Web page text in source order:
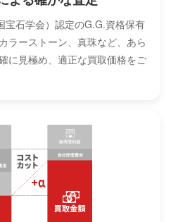
宝石学会）認定のG.G.資格保有
ラーストーン、真珠など、あら
に見極め、適正な買取価格をご